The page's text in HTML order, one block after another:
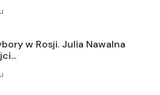
w Rosji. Julia Nawalna